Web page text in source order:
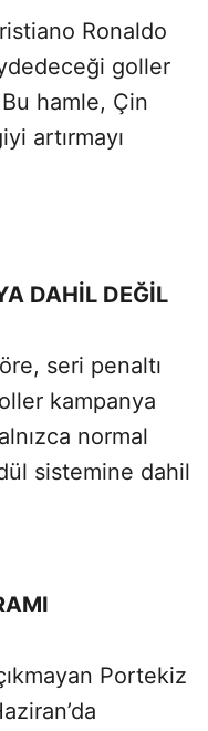
Ronaldo
goller
hamle, Çin
artırmayı
DAHİL DEĞİL
seri penaltı
kampanya
normal
sistemine dahil
Portekiz